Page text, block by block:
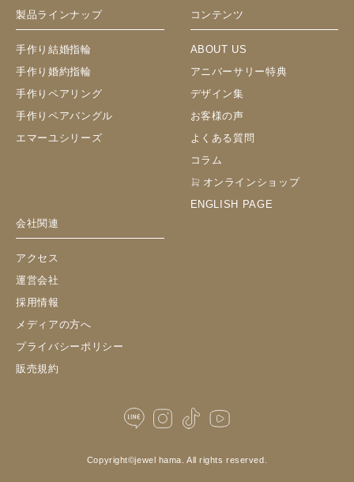
製品ラインナップ
手作り結婚指輪
手作り婚約指輪
手作りペアリング
手作りペアバングル
エマーユシリーズ
コンテンツ
ABOUT US
アニバーサリー特典
デザイン集
お客様の声
よくある質問
コラム
オンラインショップ
ENGLISH PAGE
会社関連
アクセス
運営会社
採用情報
メディアの方へ
プライバシーポリシー
販売規約
Copyright©jewel hama. All rights reserved.